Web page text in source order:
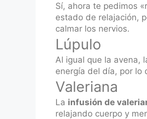
Sí, ahora te pedimos
estado de relajación,
calmar los nervios.
Lúpulo
Al igual que la avena,
energía del día, por lo
Valeriana
La infusión de
relajando cuerpo y